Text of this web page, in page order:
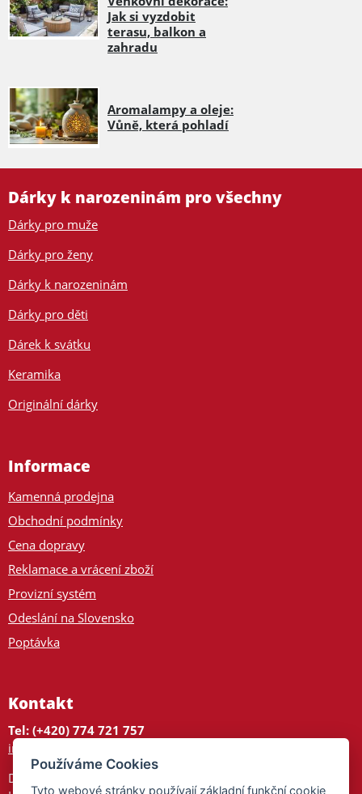
Jak si vyzdobit
terasu, balkon a
zahradu
Aromalampy a oleje:
Vůně, která pohladí
Dárky k narozeninám pro všechny
Dárky pro muže
Dárky pro ženy
Dárky k narozeninám
Dárky pro děti
Dárek k svátku
Keramika
Originální dárky
Informace
Kamenná prodejna
Obchodní podmínky
Cena dopravy
Reklamace a vrácení zboží
Provizní systém
Odeslání na Slovensko
Poptávka
Kontakt
Tel: (+420) 774 721 757
info@tajnedarky.cz
Dárkové centrum
Používáme Cookies
Tyto webové stránky používají základní funkční cookie